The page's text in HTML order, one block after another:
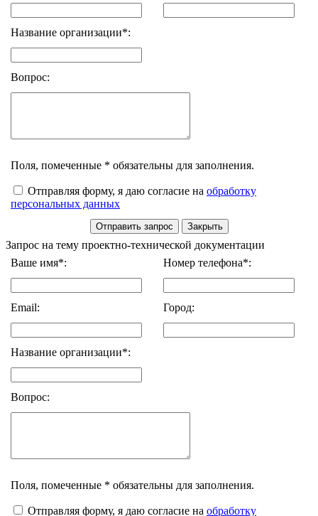
Название организации*:
Вопрос:
Поля, помеченные * обязательны для заполнения.
Отправляя форму, я даю согласие на обработку
персональных данных
Запрос на тему проектно-технической документации
Ваше имя*:
Номер телефона*:
Email: Город:
Название организации*:
Вопрос:
Поля, помеченные * обязательны для заполнения.
Отправляя форму, я даю согласие на обработку